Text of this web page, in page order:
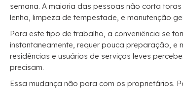
semana. A maioria das pessoas não corta
lenha, limpeza de tempestade, e manutenção
Para este tipo de trabalho, a conveniência se
instantaneamente, requer pouca preparação, e
residências e usuários de serviços leves
precisam.
Essa mudança não para com os proprietários.